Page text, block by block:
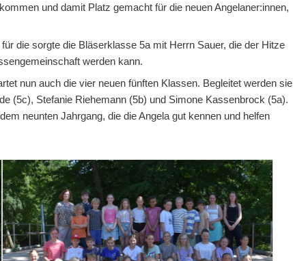
und damit Platz gemacht für die neuen Angelaner:innen,
die sorgte die Bläserklasse 5a mit Herrn Sauer, die der Hitze
werden kann.
nun auch die vier neuen fünften Klassen. Begleitet werden sie
(5c), Stefanie Riehemann (5b) und Simone Kassenbrock (5a).
neunten Jahrgang, die die Angela gut kennen und helfen